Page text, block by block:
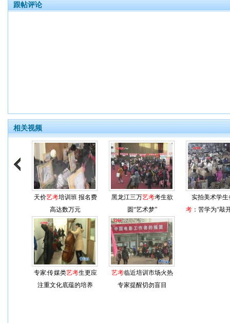
跟帖评论
相关视频
天价艺考培训班 报名费
高达数万元
黑龙江三万艺考考生欲
圆“艺术梦”
实拍美术学生
考 ：苦学为“敲
专家:传媒类艺考生更应
注重文化底蕴的培养
艺考临近培训市场火热
专家提醒切勿盲目